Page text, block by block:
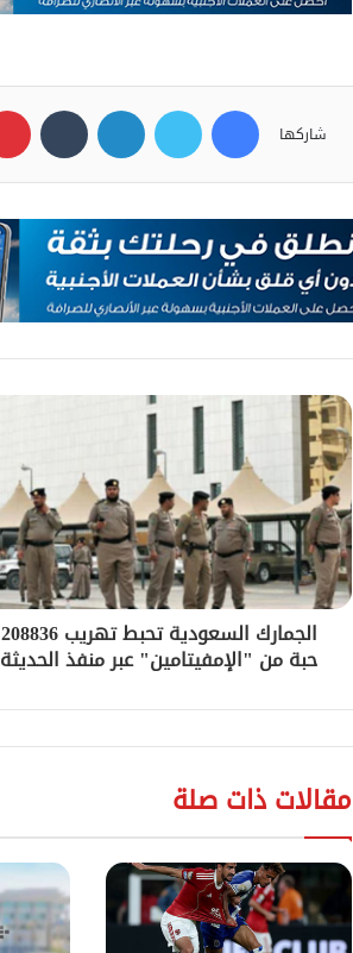
شاركها
فيسبوك تويتر لينكدإن
الجمارك السعودية تحبط تهريب 208836
حبة من "الإمفيتامين" عبر منفذ الحديثة
مقالات ذات صلة